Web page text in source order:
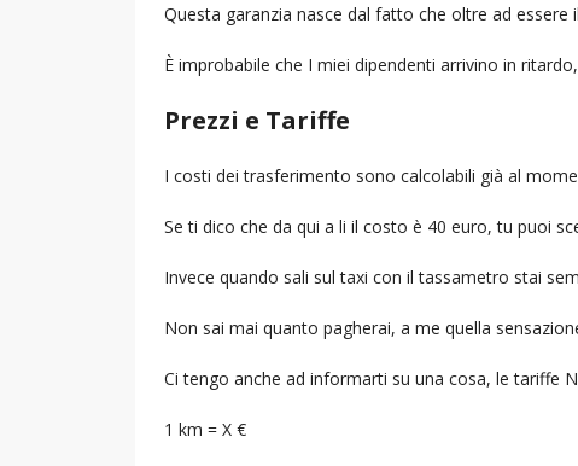
Questa garanzia nasce dal fatto che oltre ad
È improbabile che I miei dipendenti arrivino in
Prezzi e Tariffe
I costi dei trasferimento sono calcolabili già al
Se ti dico che da qui a li il costo è 40 euro, tu puoi
Invece quando sali sul taxi con il tassametro stai
Non sai mai quanto pagherai, a me quella
Ci tengo anche ad informarti su una cosa, le tariffe
1 km = X €